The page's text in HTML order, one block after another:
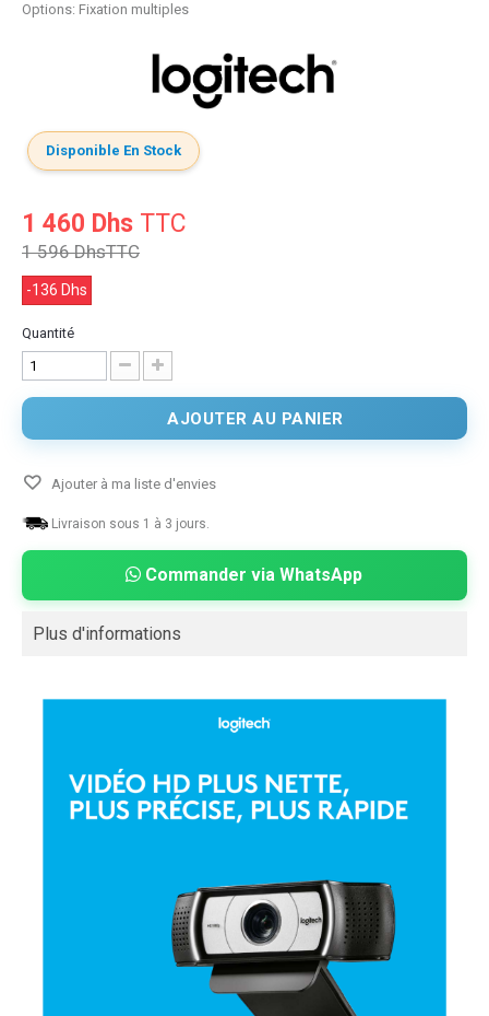
Options: Fixation multiples
Disponible En Stock
1 460 Dhs TTC
1 596 DhsTTC
-136 Dhs
Quantité
AJOUTER AU PANIER
Ajouter à ma liste d'envies
Livraison sous 1 à 3 jours.
Commander via WhatsApp
Plus d'informations